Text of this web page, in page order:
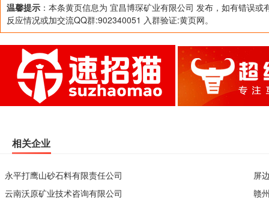
温馨提示 ：本条黄页信息为 宜昌博琛矿业有限公司 发布，如有错误或
反应情况或加交流QQ群:902340051 入群验证:黄页网。
相关企业
永平打鹰山砂石料有限责任公司
云南沃原矿业技术咨询有限公司
屏
赣